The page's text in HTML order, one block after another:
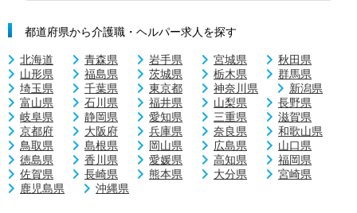
都道府県から介護職・ヘルパー求人を探す
北海道 青森県 岩手県 宮城県
秋田県
山形県
福島県 茨城県 栃木県
群馬県
埼玉県
千葉県 東京都 神奈川県
新潟県
富山県
石川県 福井県 山梨県
長野県
岐阜県
静岡県 愛知県 三重県
滋賀県
京都府
大阪府 兵庫県 奈良県
和歌山県
鳥取県
島根県 岡山県 広島県
山口県
徳島県
香川県 愛媛県 高知県
福岡県
佐賀県
長崎県 熊本県 大分県
宮崎県
鹿児島県
沖縄県